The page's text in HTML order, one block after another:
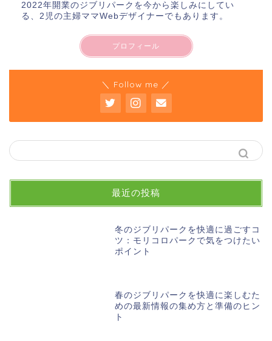
2022年開業のジブリパークを今から楽しみにしてい
る、2児の主婦ママWebデザイナーでもあります。
プロフィール
＼ Follow me ／
最近の投稿
冬のジブリパークを快適に過ごすコ
ツ：モリコロパークで気をつけたい
ポイント
春のジブリパークを快適に楽しむた
めの最新情報の集め方と準備のヒン
ト